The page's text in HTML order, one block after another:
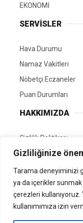
Gizliliğinize
Tarama deneyiminizi
ya da içerikler
çerezleri kullanıyoruz.
kullanımımıza izin
EKONOMİ
SERVİSLER
Hava Durumu
Namaz Vakitleri
Nöbetçi Eczaneler
Puan Durumları
HAKKIMIZDA
Gizlilik Politikası
GÖNÜLLÜ
Tüm Hakları